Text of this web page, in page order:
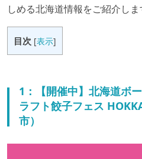
しめる北海道情報をご紹介しま
目次 [表示]
1：【開催中】北海道ボ
ラフト餃子フェス
市）